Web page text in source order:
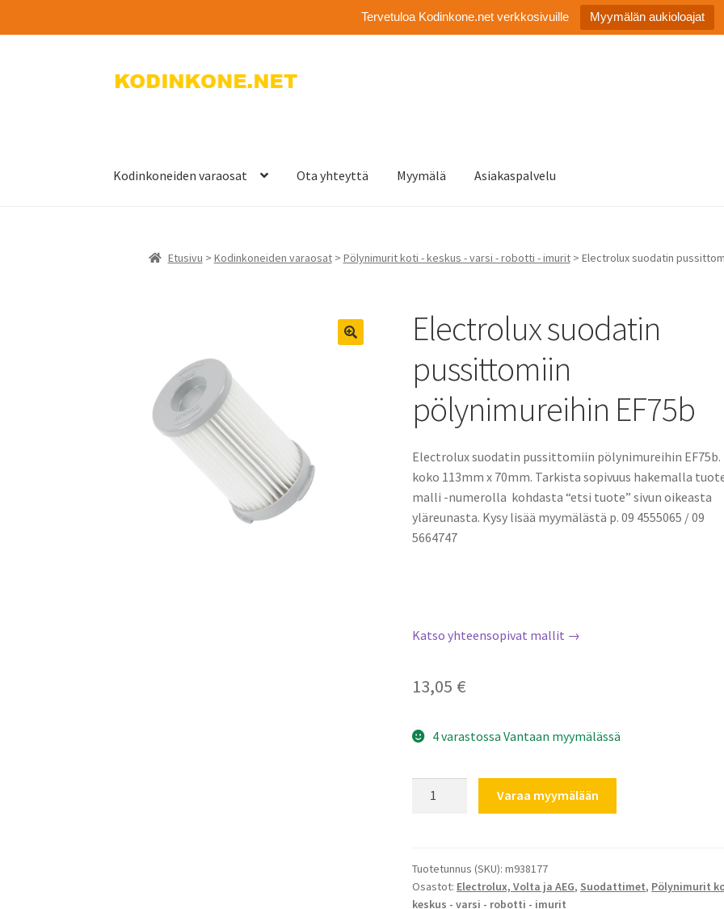
Tervetuloa Kodinkone.net verkkosivuille Myymälän aukioloajat
Siirry
Siirry
Kodinkoneiden varaosat Ota yhteyttä Myymälä Asiakaspalvelu
Etusivu > Kodinkoneiden varaosat> Pölynimurit koti - keskus - varsi - robotti - imurit> Electrolux suodatin
Electrolux suodatin
pussittomiin
pölynimureihin EF75b
Electrolux suodatin pussittomiin pölynimureihin EF75b.
koko 113mm x 70mm. Tarkista sopivuus hakemalla
malli -numerolla kohdasta “etsi tuote” sivun oikeasta
yläreunasta. Kysy lisää myymälästä p. 09 4555065 / 09
5664747
Katso yhteensopivat mallit →
13,05 €
4 varastossa Vantaan myymälässä
EF75b
määrä
Varaa myymälään
Tuotetunnus (SKU):m938177
Osastot: Electrolux, Volta ja AEG, Suodattimet, Pölynimurit
keskus - varsi - robotti - imurit